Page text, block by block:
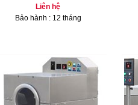
Liên hệ
Bảo hành : 12 tháng